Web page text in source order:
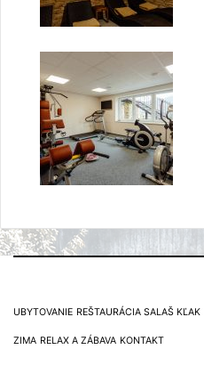
UBYTOVANIE REŠTAURÁCIA SALAŠ KĽAK
ZIMA RELAX A ZÁBAVA KONTAKT